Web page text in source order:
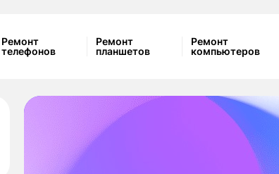
Ремонт
телефонов
Ремонт
планшетов
Ремонт
компьютеров